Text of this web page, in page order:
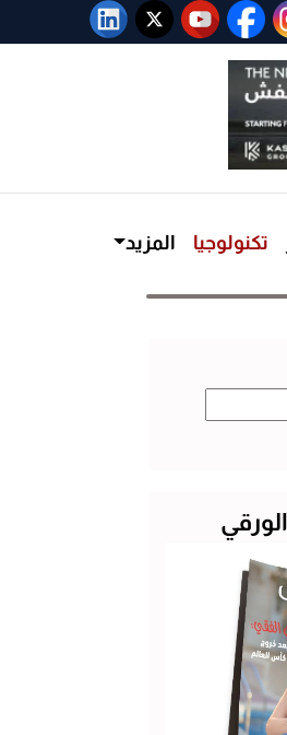
تكنولوجيا المزيد